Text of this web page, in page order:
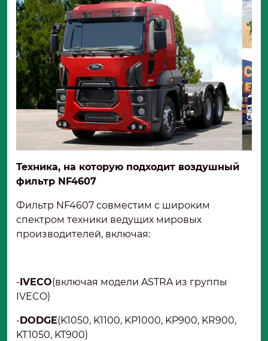
песка и других абразивных частиц в систему
впуска, продлевая ресурс двигателя и
улучшая его эффективность.
Техника, на которую подходит воздушный
фильтр NF4607
Фильтр NF4607 совместим с широким
спектром техники ведущих мировых
производителей, включая:
-IVECO(включая модели ASTRA из группы
IVECO)
-DODGE(K1050, K1100, KP1000, KP900, KR900,
KT1050, KT900)